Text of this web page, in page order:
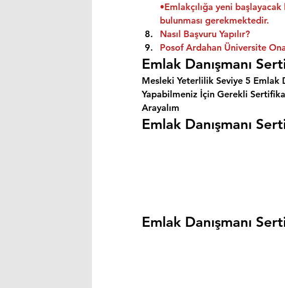
•Emlakçılığa yeni
bulunması gerekmektedir.
Nasıl Başvuru Yapılır?
Posof Ardahan Üniversite
Emlak Danışmanı
Mesleki Yeterlilik Seviye 5 Emlak
Yapabilmeniz İçin Gerekli
Arayalım
Emlak Danışmanı
Emlak Danışmanı